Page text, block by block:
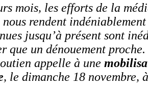
mois, les efforts de la
rendent
jusqu’à présent sont
que un dénouement
appelle à une
, le dimanche 18 novembre,